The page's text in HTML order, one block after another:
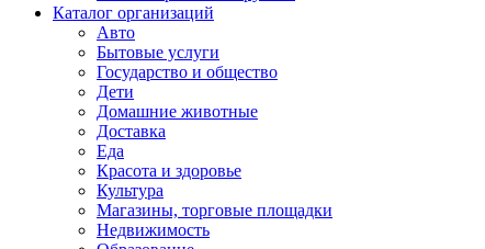
Каталог организаций
Авто
Бытовые услуги
Государство и общество
Дети
Домашние животные
Доставка
Еда
Красота и здоровье
Культура
Магазины, торговые площадки
Недвижимость